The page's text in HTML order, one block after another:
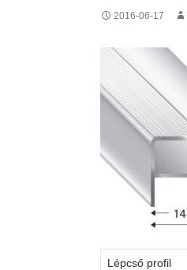
2016-06-17
Lépcső profil